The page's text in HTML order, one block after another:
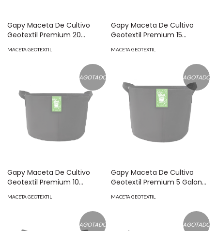
Gapy Maceta De Cultivo
Geotextil Premium 20
MACETA GEOTEXTIL
Gapy Maceta De Cultivo
Geotextil Premium 15
MACETA GEOTEXTIL
AGOTADO
Gapy Maceta De Cultivo
Geotextil Premium 10
MACETA GEOTEXTIL
AGOTADO
Gapy Maceta De Cultivo
Geotextil Premium 5 Galones
MACETA GEOTEXTIL
AGOTADO AGOTADO